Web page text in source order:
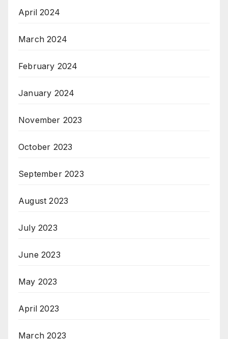
April 2024
March 2024
February 2024
January 2024
November 2023
October 2023
September 2023
August 2023
July 2023
June 2023
May 2023
April 2023
March 2023